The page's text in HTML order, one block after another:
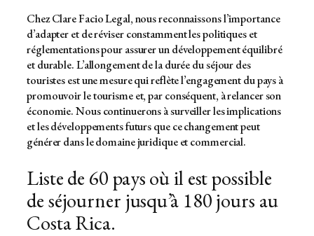
Chez Clare Facio Legal, nous reconnaissons l’importance
d’adapter et de réviser constamment les politiques et
réglementations pour assurer un développement équilibré
et durable. L’allongement de la durée du séjour des
touristes est une mesure qui reflète l’engagement du pays à
promouvoir le tourisme et, par conséquent, à relancer son
économie. Nous continuerons à surveiller les implications
et les développements futurs que ce changement peut
générer dans le domaine juridique et commercial.
Liste de 60 pays où il est possible
de séjourner jusqu’à 180 jours au
Costa Rica.